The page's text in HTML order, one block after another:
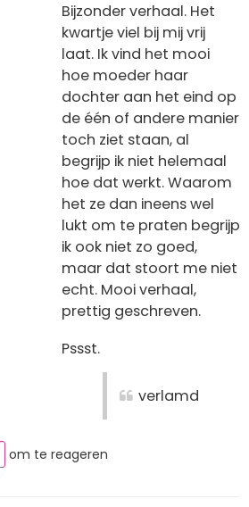
Bijzonder verhaal. Het
kwartje viel bij mij vrij
laat. Ik vind het mooi
hoe moeder haar
dochter aan het eind op
de één of andere manier
toch ziet staan, al
begrijp ik niet helemaal
hoe dat werkt. Waarom
het ze dan ineens wel
lukt om te praten begrijp
ik ook niet zo goed,
maar dat stoort me niet
echt. Mooi verhaal,
prettig geschreven.
Pssst.
verlamd
om te reageren